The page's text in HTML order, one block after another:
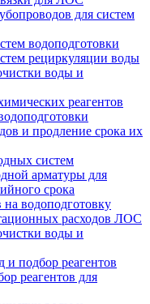
для систем
водоподготовки
рециркуляции воды
воды и
реагентов
и продление срока их
систем
арматуры для
срока
водоподготовку
расходов ЛОС
воды и
и подбор реагентов
реагентов для